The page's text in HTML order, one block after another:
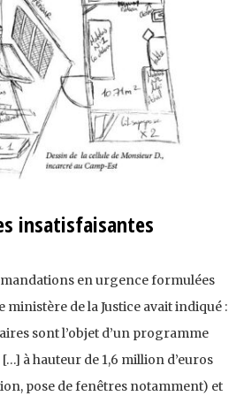
insatisfaisantes
en urgence formulées
ministère de la Justice avait indiqué :
sont l’objet d’un programme
à hauteur de 1,6 million d’euros
pose de fenêtres notamment) et